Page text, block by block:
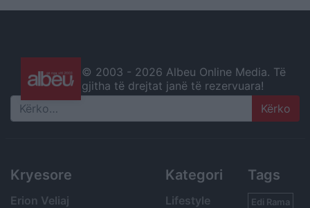
© 2003 - 2026 Albeu Online Media. Të
gjitha të drejtat janë të rezervuara!
Search
Kryesore
Erion Veliaj
Kategori
Lifestyle
Tags
Edi Rama